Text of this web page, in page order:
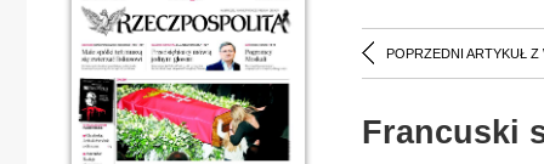
POPRZEDNI ARTYKUŁ Z
Francuski